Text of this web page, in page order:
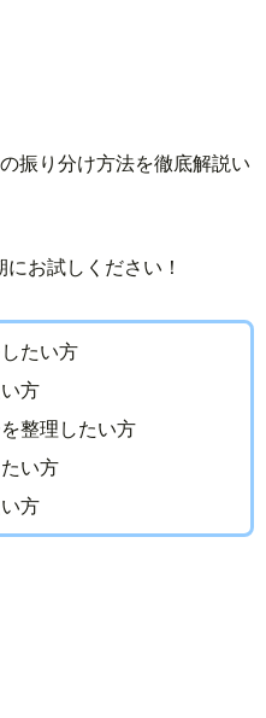
振り分け方法を徹底解説い
お試しください！
たい方
方
整理したい方
い方
方